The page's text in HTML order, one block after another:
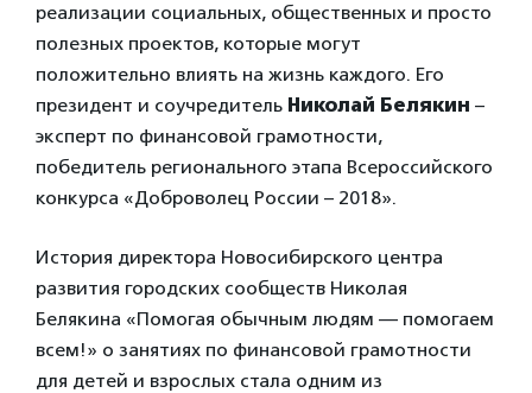
реализации социальных, общественных и просто
полезных проектов, которые могут
положительно влиять на жизнь каждого. Его
президент и соучредитель Николай Белякин –
эксперт по финансовой грамотности,
победитель регионального этапа Всероссийского
конкурса «Доброволец России – 2018».
История директора Новосибирского центра
развития городских сообществ Николая
Белякина «Помогая обычным людям — помогаем
всем!» о занятиях по финансовой грамотности
для детей и взрослых стала одним из